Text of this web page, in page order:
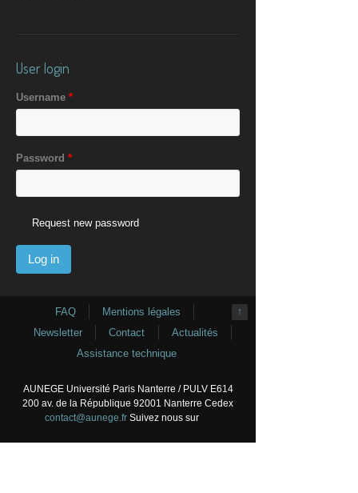
User login
Username *
Password *
Request new password
↑
FAQ
Mentions légales
Newsletter
Contact
Actualités
Assistance technique
AUNEGE Université Paris Nanterre / PULV E614
200 av. de la République 92001 Nanterre Cedex
contact@aunege.frSuivez nous sur